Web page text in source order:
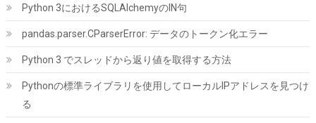
Red Plus 内蔵 HDD 8TB CMR 3.5インチ SATA 5640rpm キャッシ
ュ256MB NAS メーカー保証3年 WD80EFAX-AJP エコパッケージ
【国内正規取扱代理店】
( 542397) GBP 262.78 (2026-08-09 04:05 GMT +09:00 時点 -
Python 3におけるSQLAlchemyのIN句
pandas.parser.CParserError: データのトークン化エラー
Python 3 でスレッドから返り値を取得する方法
Pythonの標準ライブラリを使用してローカルIPアドレスを見つけ
る